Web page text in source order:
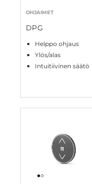
OHJAIMET
DPG
Helppo ohjaus
Ylös/alas
Intuitiivinen säätö